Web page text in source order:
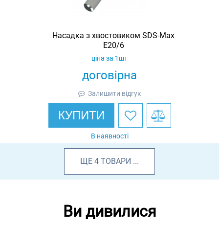
Насадка з хвостовиком SDS-Max
E20/6
договірна
ціна за 1шт
Залишити відгук
КУПИТИ
В наявності
ЩЕ 4 ТОВАРИ ...
Ви дивилися